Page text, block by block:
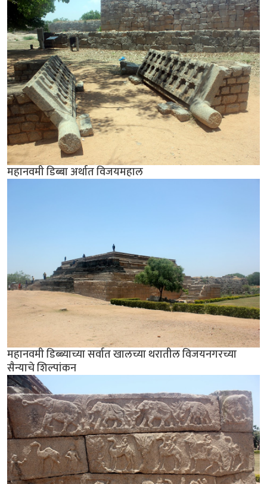
महानवमी डिब्बा अर्थात विजयमहाल
महानवमी डिब्ब्याच्या सर्वात खालच्या थरातील विजयनगरच्या
सैन्याचे शिल्पांकन